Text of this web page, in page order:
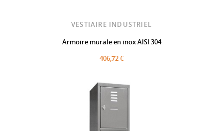
VESTIAIRE INDUSTRIEL
Armoire murale en inox AISI 304
406,72 €